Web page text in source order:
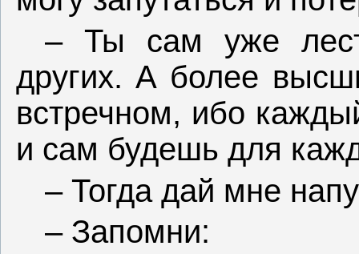
– Ты сам уже
других. А более
встречном, ибо
и сам будешь для
– Тогда дай мне
– Запомни: